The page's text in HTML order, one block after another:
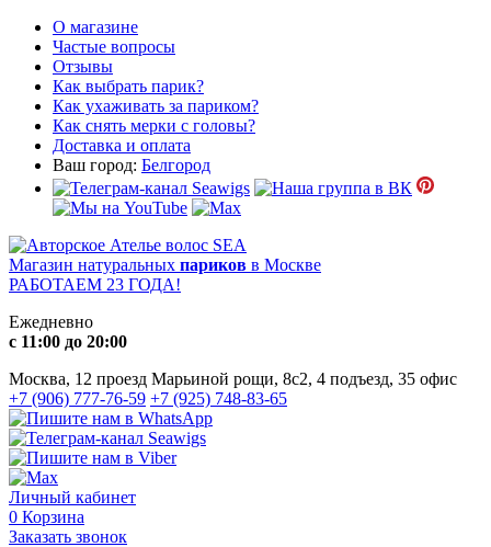
О магазине
Частые вопросы
Отзывы
Как выбрать парик?
Как ухаживать за париком?
Как снять мерки с головы?
Доставка и оплата
Ваш город: Белгород
Магазин натуральных париков в Москве
РАБОТАЕМ 23 ГОДА!
Ежедневно
с 11:00 до 20:00
Москва, 12 проезд Марьиной рощи, 8с2, 4 подъезд, 35 офис
+7 (906) 777-76-59 +7 (925) 748-83-65
Личный кабинет
0 Корзина
Заказать звонок